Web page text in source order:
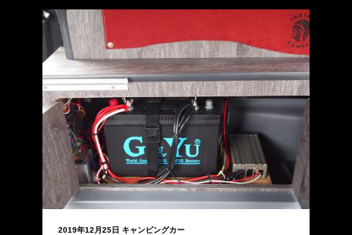
2019年12月25日 キャンピングカー